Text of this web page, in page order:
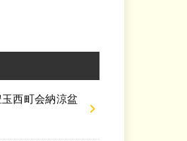
玉西町会納涼盆